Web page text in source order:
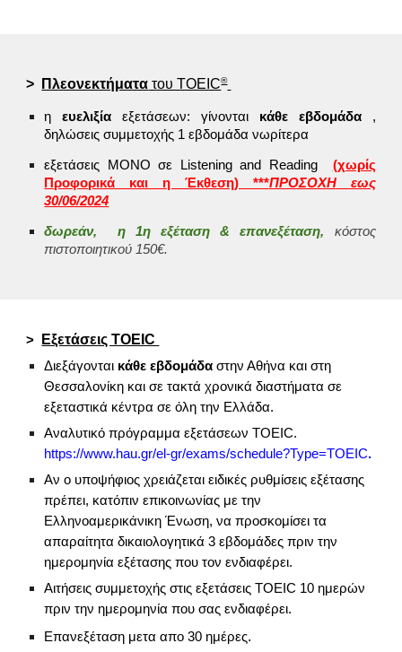
> Πλεονεκτήματα του TOEIC®
ηευελιξία εξετάσεων: γίνονται κάθε εβδομάδα
,
δηλώσεις συμμετοχής 1 εβδομάδα νωρίτερα
εξετάσεις ΜΟΝΟ σε Listening and Reading (χωρίς
Προφορικά και η Έκθεση) ***ΠΡΟΣΟΧΗ εως
30/06/2024
δωρεάν, η 1η εξέταση & επανεξέταση, κόστος
πιστοποιητικού 150€.
> Εξετάσεις TOEIC
Διεξάγονται κάθε εβδομάδα στην Αθήνα και στη
Θεσσαλονίκη και σε τακτά χρονικά διαστήματα σε
εξεταστικά κέντρα σε όλη την Ελλάδα.
Αναλυτικό πρόγραμμα εξετάσεων TOEIC.
https://www.hau.gr/el-gr/exams/schedule?Type=TOEIC.
Αν ο υποψήφιος χρειάζεται ειδικές ρυθμίσεις εξέτασης
πρέπει, κατόπιν επικοινωνίας με την
Ελληνοαμερικάνικη Ένωση, να προσκομίσει τα
απαραίτητα δικαιολογητικά 3 εβδομάδες πριν την
ημερομηνία εξέτασης που τον ενδιαφέρει.
Αιτήσεις συμμετοχής στις εξετάσεις TOEIC 10 ημερών
πριν την ημερομηνία που σας ενδιαφέρει.
Επανεξέταση μετα απο 30 ημέρες.